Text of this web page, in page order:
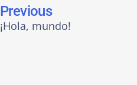
Previous
¡Hola, mundo!